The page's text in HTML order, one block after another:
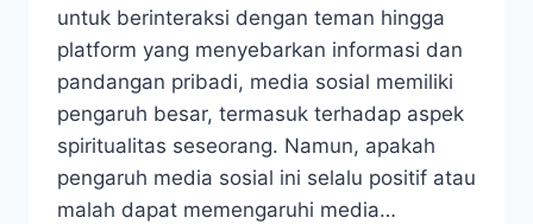
untuk berinteraksi dengan teman hingga
platform yang menyebarkan informasi dan
pandangan pribadi, media sosial memiliki
pengaruh besar, termasuk terhadap aspek
spiritualitas seseorang. Namun, apakah
pengaruh media sosial ini selalu positif atau
malah dapat memengaruhi media…